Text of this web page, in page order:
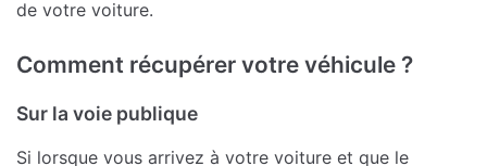
de votre voiture.
Comment récupérer votre véhicule ?
Sur la voie publique
Si lorsque vous arrivez à votre voiture et que le